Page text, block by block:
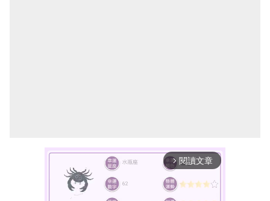
arrow_forward_ios 閱讀文章